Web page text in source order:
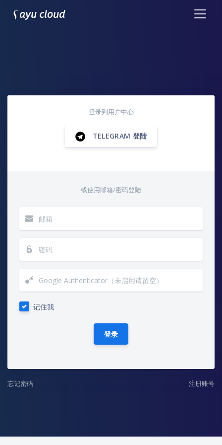
登录到用户中心
TELEGRAM 登陆
或使用邮箱/密码登陆
记住我
登录
忘记密码 注册账号